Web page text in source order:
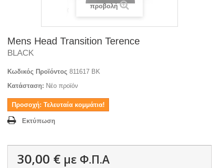
προβολή
Mens Head Transition Terence
BLACK
Κωδικός Προϊόντος 811617 BK
Κατάσταση: Νέο προϊόν
Προσοχή: Τελευταία κομμάτια!
Εκτύπωση
30,00 € με Φ.Π.Α